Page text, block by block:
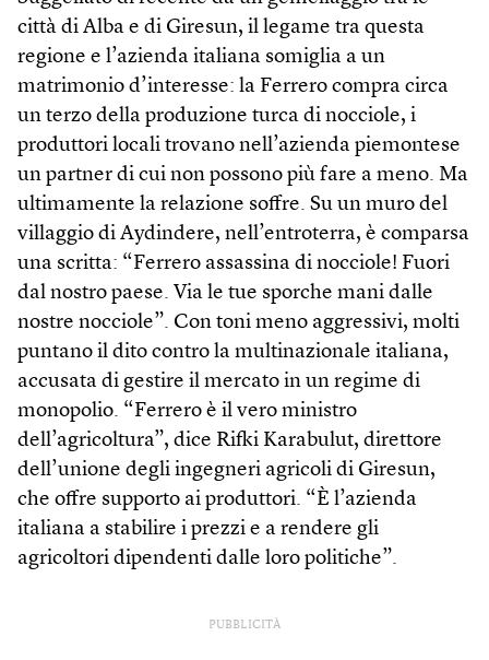
città di Alba e di Giresun, il legame tra questa
regione e l’azienda italiana somiglia a un
matrimonio d’interesse: la Ferrero compra circa
un terzo della produzione turca di nocciole, i
produttori locali trovano nell’azienda piemontese
un partner di cui non possono più fare a meno. Ma
ultimamente la relazione soffre. Su un muro del
villaggio di Aydindere, nell’entroterra, è comparsa
una scritta: “Ferrero assassina di nocciole! Fuori
dal nostro paese. Via le tue sporche mani dalle
nostre nocciole”. Con toni meno aggressivi, molti
puntano il dito contro la multinazionale italiana,
accusata di gestire il mercato in un regime di
monopolio. “Ferrero è il vero ministro
dell’agricoltura”, dice Rifki Karabulut, direttore
dell’unione degli ingegneri agricoli di Giresun,
che offre supporto ai produttori. “È l’azienda
italiana a stabilire i prezzi e a rendere gli
agricoltori dipendenti dalle loro politiche”.
PUBBLICITÀ